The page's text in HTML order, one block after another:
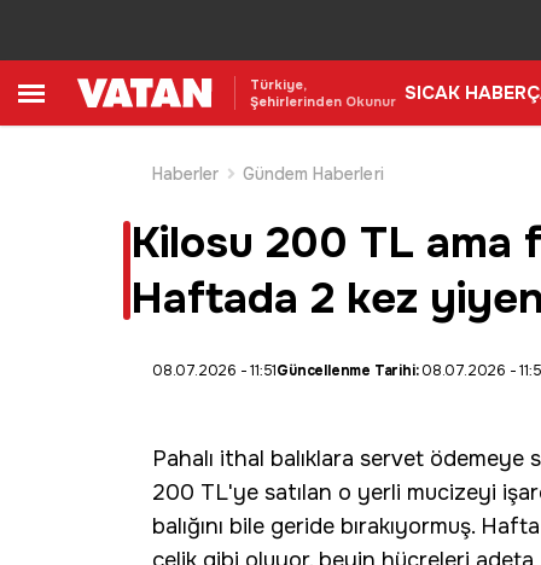
Türkiye,
Şehirlerinden Okunur SICAK HABER
Haberler Gündem Haberleri
Kilosu 200 TL ama
Haftada 2 kez
08.07.2026 - 11:51Güncellenme Tarihi:08.07.2026 -
Pahalı ithal balıklara servet ödemeye
200 TL'ye satılan o yerli mucizeyi
balığını bile geride bırakıyormuş.